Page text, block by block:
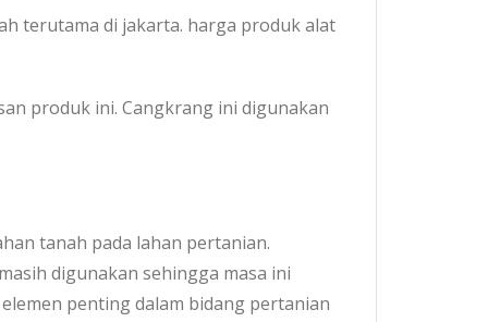
terutama di jakarta. harga produk alat
produk ini. Cangkrang ini digunakan
tanah pada lahan pertanian.
digunakan sehingga masa ini
penting dalam bidang pertanian